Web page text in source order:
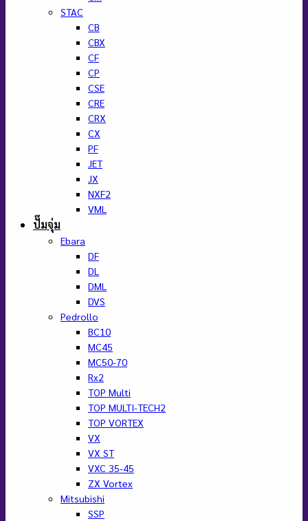
STAC
CB
CBX
CF
CP
CSE
CRE
CRX
CX
PF
JET
JX
NXF2
VML
ปั๊มจุ่ม
Ebara
DF
DL
DML
DVS
Pedrollo
BC10
MC45
MC50-70
Rx2
TOP Multi
TOP MULTI-TECH2
TOP VORTEX
VX
VX ST
VXC 35-45
ZX Vortex
Mitsubishi
SSP